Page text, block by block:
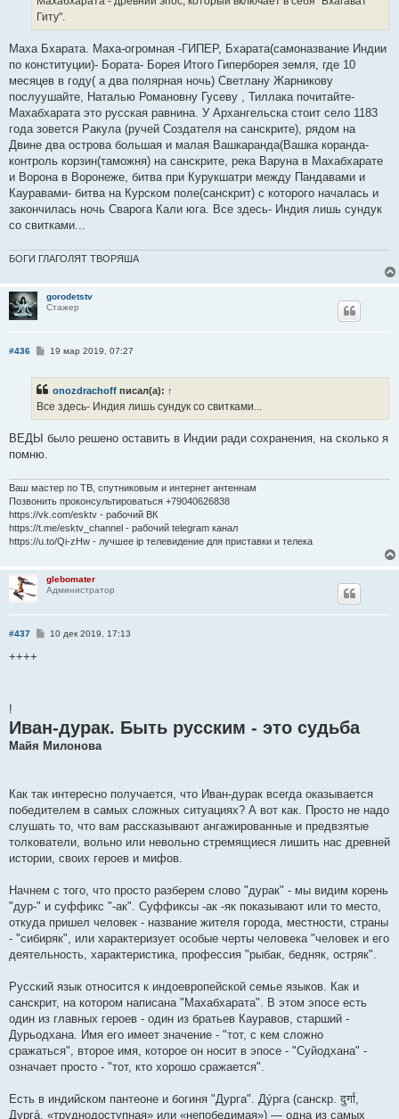
н
и
е
Гиту".
Маха Бхарата. Маха-огромная -ГИПЕР, Бхарата(самоназвание Индии
по конституции)- Бората- Борея Итого Гиперборея земля, где 10
месяцев в году( а два полярная ночь) Светлану Жарникову
послуушайте, Наталью Романовну Гусеву , Тиллака почитайте-
Махабхарата это русская равнина. У Архангельска стоит село 1183
года зовется Ракула (ручей Создателя на санскрите), рядом на
Двине два острова большая и малая Вашкаранда(Вашка коранда-
контроль корзин(таможня) на санскрите, река Варуна в Махабхарате
и Ворона в Воронеже, битва при Курукшатри между Пандавами и
Кауравами- битва на Курском поле(санскрит) с которого началась и
закончилась ночь Сварога Кали юга. Все здесь- Индия лишь сундук
со свитками...
БОГИ ГЛАГОЛЯТ ТВОРЯША
gorodetstv
Стажер
#436
С
щ
е
е
19 мар 2019, 07:27
onozdrachoff писал(а): ↑
Все здесь- Индия лишь сундук со свитками...
ВЕДЫ было решено оставить в Индии ради сохранения, на сколько я
помню.
Ваш мастер по ТВ, спутниковым и интернет антеннам
Позвонить проконсультироваться +79040626838
https://vk.com/esktv - рабочий ВК
https://t.me/esktv_channel - рабочий telegram канал
https://u.to/Qi-zHw - лучшее ip телевидение для приставки и телека
glebomater
Администратор
#437
С10 дек 2019, 17:13
++++
!
Иван-дурак. Быть русским - это судьба
Майя Милонова
Как так интересно получается, что Иван-дурак всегда оказывается
победителем в самых сложных ситуациях? А вот как. Просто не надо
слушать то, что вам рассказывают ангажированные и предвзятые
толкователи, вольно или невольно стремящиеся лишить нас древней
истории, своих героев и мифов.
Начнем с того, что просто разберем слово "дурак" - мы видим корень
"дур-" и суффикс "-ак". Суффиксы -ак -як показывают или то место,
откуда пришел человек - название жителя города, местности, страны
- "сибиряк", или характеризует особые черты человека "человек и его
деятельность, характеристика, профессия "рыбак, бедняк, остряк".
Русский язык относится к индоевропейской семье языков. Как и
санскрит, на котором написана "Махабхарата". В этом эпосе есть
один из главных героев - один из братьев Кауравов, старший -
Дурьодхана. Имя его имеет значение - "тот, с кем сложно
сражаться", второе имя, которое он носит в эпосе - "Суйодхана" -
означает просто - "тот, кто хорошо сражается".
Есть в индийском пантеоне и богиня "Дурга". Ду́рга (санскр. दुर्गा,
Дурга́, «труднодоступная» или «непобедимая») — одна из самых